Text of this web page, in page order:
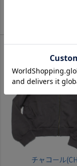
チャコール